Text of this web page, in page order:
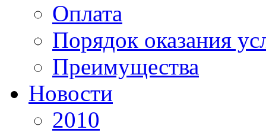
Оплата
Порядок оказания
Преимущества
Новости
2010